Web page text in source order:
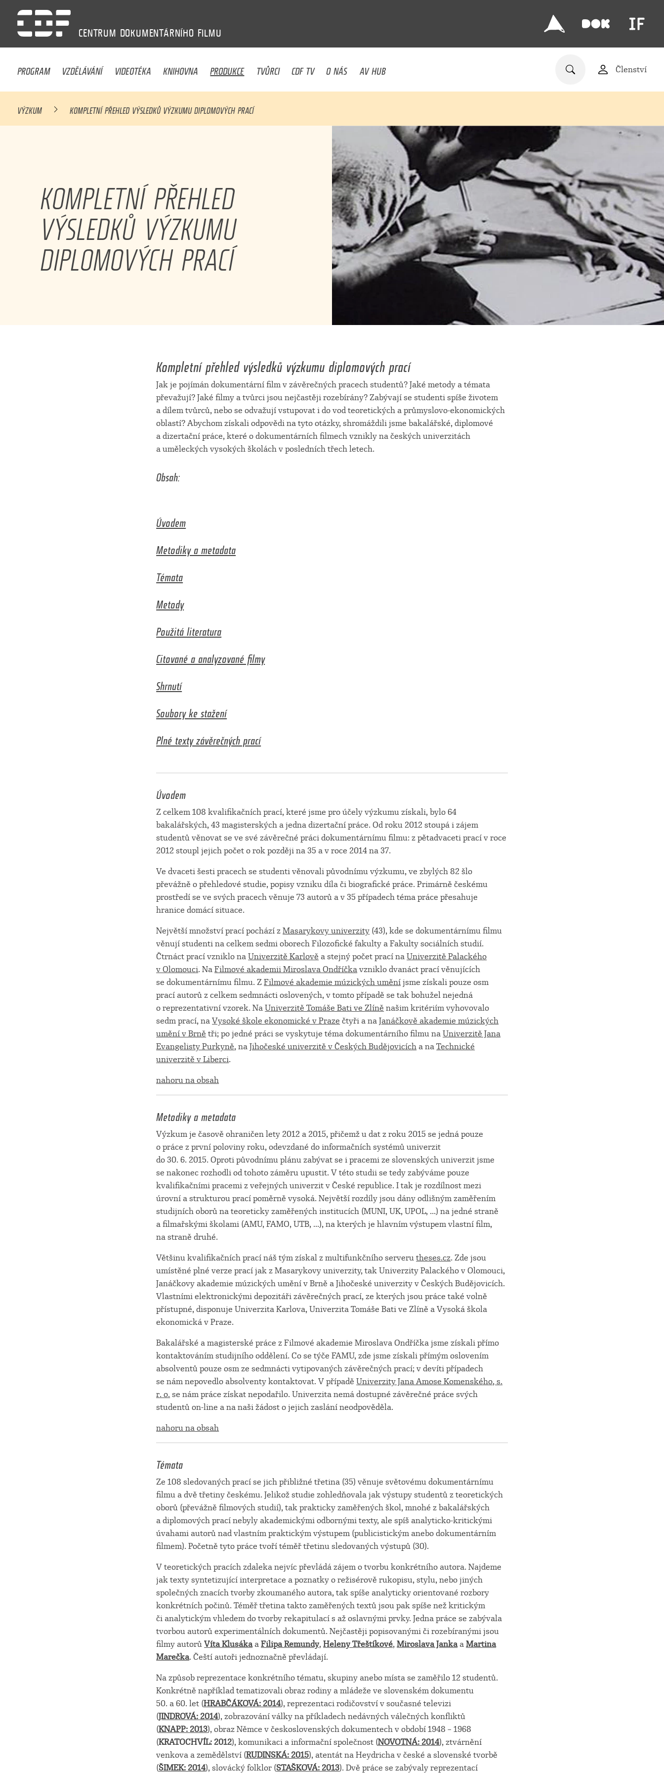
CENTRUM DOKUMENTÁRNÍHO FILMU
PROGRAM VZDĚLÁVÁNÍ VIDEOTÉKA KNIHOVNA PRODUKCE TVŮRCI CDF TV O NÁS AV HUB Členství
VÝZKUM KOMPLETNÍ PŘEHLED VÝSLEDKŮ VÝZKUMU DIPLOMOVÝCH PRACÍ
KOMPLETNÍ PŘEHLED
VÝSLEDKŮ VÝZKUMU
DIPLOMOVÝCH PRACÍ
Kompletní přehled výsledků výzkumu diplomových prací
Jak je pojímán dokumentární film v závěrečných pracech studentů? Jaké metody a témata
převažují? Jaké filmy a tvůrci jsou nejčastěji rozebírány? Zabývají se studenti spíše životem
a dílem tvůrců, nebo se odvažují vstupovat i do vod teoretických a průmyslovo-ekonomických
oblastí? Abychom získali odpovědi na tyto otázky, shromáždili jsme bakalářské, diplomové
a dizertační práce, které o dokumentárních filmech vznikly na českých univerzitách
a uměleckých vysokých školách v posledních třech letech.
Obsah:
Úvodem
Metodiky a metadata
Témata
Metody
Použitá literatura
Citované a analyzované filmy
Shrnutí
Soubory ke stažení
Plné texty závěrečných prací
Úvodem
Z celkem 108 kvalifikačních prací, které jsme pro účely výzkumu získali, bylo 64
bakalářských, 43 magisterských a jedna dizertační práce. Od roku 2012 stoupá i zájem
studentů věnovat se ve své závěrečné práci dokumentárnímu filmu: z pětadvaceti prací v roce
2012 stoupl jejich počet o rok později na 35 a v roce 2014 na 37.
Ve dvaceti šesti pracech se studenti věnovali původnímu výzkumu, ve zbylých 82 šlo
převážně o přehledové studie, popisy vzniku díla či biografické práce. Primárně českému
prostředí se ve svých pracech věnuje 73 autorů a v 35 případech téma práce přesahuje
hranice domácí situace.
Největší množství prací pochází zMasarykovy univerzity (43), kde se dokumentárnímu filmu
věnují studenti na celkem sedmi oborech Filozofické fakulty a Fakulty sociálních studií.
Čtrnáct prací vzniklo naUniverzitě Karlově a stejný počet prací naUniverzitě Palackého
v Olomouci. NaFilmové akademii Miroslava Ondříčka vzniklo dvanáct prací věnujících
se dokumentárnímu filmu. ZFilmové akademie múzických umění jsme získali pouze osm
prací autorů z celkem sedmnácti oslovených, v tomto případě se tak bohužel nejedná
o reprezentativní vzorek. NaUniverzitě Tomáše Bati ve Zlíně našim kritériím vyhovovalo
sedm prací, naVysoké škole ekonomické v Praze čtyři a naJanáčkově akademie múzických
umění v Brně tři; po jedné práci se vyskytuje téma dokumentárního filmu naUniverzitě Jana
Evangelisty Purkyně, naJihočeské univerzitě v Českých Budějovicích a naTechnické
univerzitě v Liberci.
nahoru na obsah
Metodiky a metadata
Výzkum je časově ohraničen lety 2012 a 2015, přičemž u dat z roku 2015 se jedná pouze
o práce z první poloviny roku, odevzdané do informačních systémů univerzit
do 30. 6. 2015. Oproti původnímu plánu zabývat se i pracemi ze slovenských univerzit jsme
se nakonec rozhodli od tohoto záměru upustit. V této studii se tedy zabýváme pouze
kvalifikačními pracemi z veřejných univerzit v České republice. I tak je rozdílnost mezi
úrovní a strukturou prací poměrně vysoká. Největší rozdíly jsou dány odlišným zaměřením
studijních oborů na teoreticky zaměřených institucích (MUNI, UK, UPOL, ...) na jedné straně
a filmařskými školami (AMU, FAMO, UTB, ...), na kterých je hlavním výstupem vlastní film,
na straně druhé.
Většinu kvalifikačních prací náš tým získal z multifunkčního serverutheses.cz. Zde jsou
umístěné plné verze prací jak z Masarykovy univerzity, tak Univerzity Palackého v Olomouci,
Janáčkovy akademie múzických umění v Brně a Jihočeské univerzity v Českých Budějovicích.
Vlastními elektronickými depozitáři závěrečných prací, ze kterých jsou práce také volně
přístupné, disponuje Univerzita Karlova, Univerzita Tomáše Bati ve Zlíně a Vysoká škola
ekonomická v Praze.
Bakalářské a magisterské práce z Filmové akademie Miroslava Ondříčka jsme získali přímo
kontaktováním studijního oddělení. Co se týče FAMU, zde jsme získali přímým oslovením
absolventů pouze osm ze sedmnácti vytipovaných závěrečných prací; v devíti případech
se nám nepovedlo absolventy kontaktovat. V případěUniverzity Jana Amose Komenského, s.
r. o. se nám práce získat nepodařilo. Univerzita nemá dostupné závěrečné práce svých
studentů on-line a na naši žádost o jejich zaslání neodpověděla.
nahoru na obsah
Témata
Ze 108 sledovaných prací se jich přibližné třetina (35) věnuje světovému dokumentárnímu
filmu a dvě třetiny českému. Jelikož studie zohledňovala jak výstupy studentů z teoretických
oborů (převážně filmových studií), tak prakticky zaměřených škol, mnohé z bakalářských
a diplomových prací nebyly akademickými odbornými texty, ale spíš analyticko-kritickými
úvahami autorů nad vlastním praktickým výstupem (publicistickým anebo dokumentárním
filmem). Početně tyto práce tvoří téměř třetinu sledovaných výstupů (30).
V teoretických pracích zdaleka nejvíc převládá zájem o tvorbu konkrétního autora. Najdeme
jak texty syntetizující interpretace a poznatky o režisérově rukopisu, stylu, nebo jiných
společných znacích tvorby zkoumaného autora, tak spíše analyticky orientované rozbory
konkrétních počinů. Téměř třetina takto zaměřených textů jsou pak spíše než kritickým
či analytickým vhledem do tvorby rekapitulací s až oslavnými prvky. Jedna práce se zabývala
tvorbou autorů experimentálních dokumentů. Nejčastěji popisovanými či rozebíranými jsou
filmy autorůVíta KlusákaaFilipa Remundy,Heleny Třeštíkové,Miroslava JankaaMartina
Marečka. Čeští autoři jednoznačně převládají.
Na způsob reprezentace konkrétního tématu, skupiny anebo místa se zaměřilo 12 studentů.
Konkrétně například tematizovali obraz rodiny a mládeže ve slovenském dokumentu
50. a 60. let (HRABČÁKOVÁ: 2014), reprezentaci rodičovství v současné televizi
(JINDROVÁ: 2014), zobrazování války na příkladech nedávných válečných konfliktů
(KNAPP: 2013), obraz Němce v československých dokumentech v období 1948 – 1968
(KRATOCHVÍL: 2012), komunikaci a informační společnost (NOVOTNÁ: 2014), ztvárnění
venkova a zemědělství (RUDINSKÁ: 2015), atentát na Heydricha v české a slovenské tvorbě
(ŠIMEK: 2014), slovácký folklor (STAŠKOVÁ: 2013). Dvě práce se zabývaly reprezentací